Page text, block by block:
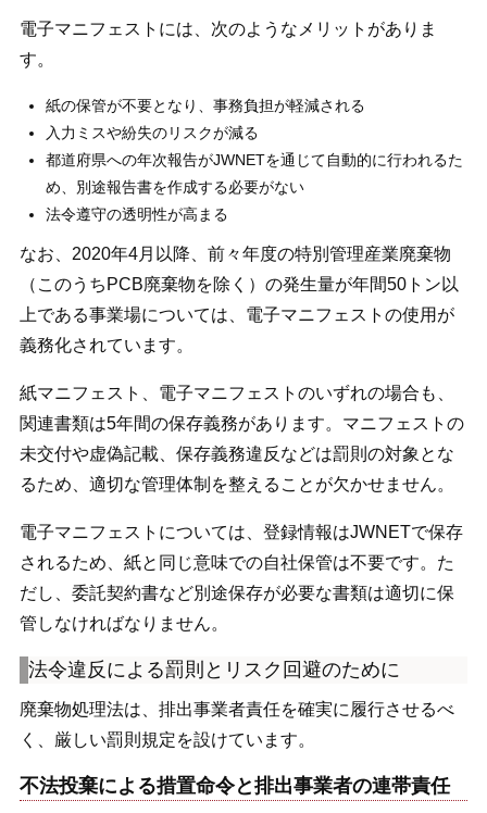
電子マニフェストには、次のようなメリットがありま
す。
紙の保管が不要となり、事務負担が軽減される
入力ミスや紛失のリスクが減る
都道府県への年次報告がJWNETを通じて自動的に行われるた
め、別途報告書を作成する必要がない
法令遵守の透明性が高まる
なお、2020年4月以降、前々年度の特別管理産業廃棄物
（このうちPCB廃棄物を除く）の発生量が年間50トン以
上である事業場については、電子マニフェストの使用が
義務化されています。
紙マニフェスト、電子マニフェストのいずれの場合も、
関連書類は5年間の保存義務があります。マニフェストの
未交付や虚偽記載、保存義務違反などは罰則の対象とな
るため、適切な管理体制を整えることが欠かせません。
電子マニフェストについては、登録情報はJWNETで保存
されるため、紙と同じ意味での自社保管は不要です。た
だし、委託契約書など別途保存が必要な書類は適切に保
管しなければなりません。
法令違反による罰則とリスク回避のために
廃棄物処理法は、排出事業者責任を確実に履行させるべ
く、厳しい罰則規定を設けています。
不法投棄による措置命令と排出事業者の連帯責任